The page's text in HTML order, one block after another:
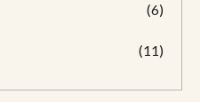
(6)
(11)